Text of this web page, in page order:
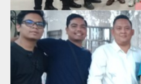
u
n
t
u
K